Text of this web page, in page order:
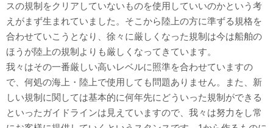
スの規制をクリアしていないものを使用していいのかという考
えがまず生まれていました。そこから陸上の方に準ずる規格を
合わせていこうとなり、徐々に厳しくなった規制は今は船舶の
ほうが陸上の規制よりも厳しくなってきています。
我々はその一番厳しい高いレベルに照準を合わせていますの
で、何処の海上・陸上で使用しても問題ありません。また、新
しい規制に関しては基本的に何年先にどういった規制ができる
といったガイドラインは見えていますので、我々は努力をし常